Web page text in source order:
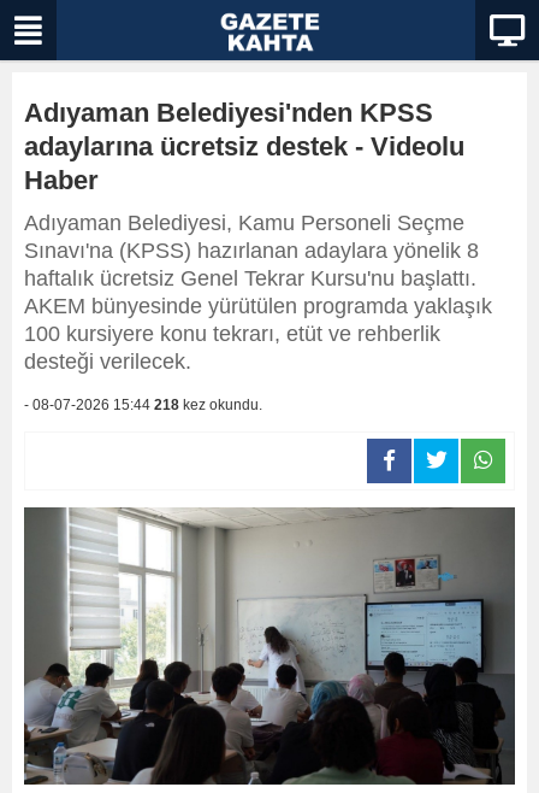
Adıyaman Belediyesi'nden KPSS
adaylarına ücretsiz destek - Videolu
Haber
Adıyaman Belediyesi, Kamu Personeli Seçme
Sınavı'na (KPSS) hazırlanan adaylara yönelik 8
haftalık ücretsiz Genel Tekrar Kursu'nu başlattı.
AKEM bünyesinde yürütülen programda yaklaşık
100 kursiyere konu tekrarı, etüt ve rehberlik
desteği verilecek.
- 08-07-2026 15:44 218 kez okundu.